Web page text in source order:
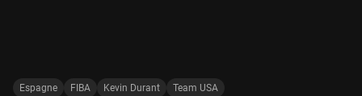
Espagne FIBA Kevin Durant Team USA